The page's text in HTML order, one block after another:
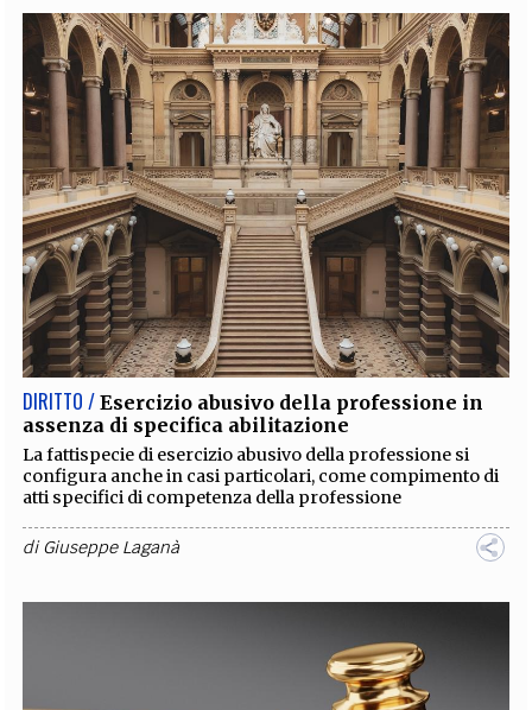
DIRITTO / Esercizio abusivo della professione in
assenza di specifica abilitazione
La fattispecie di esercizio abusivo della professione si
configura anche in casi particolari, come compimento di
atti specifici di competenza della professione
diGiuseppe Laganà